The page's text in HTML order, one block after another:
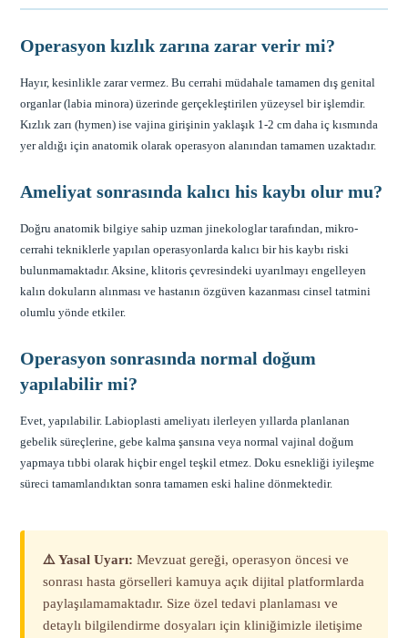
Operasyon kızlık zarına zarar verir mi?
Hayır, kesinlikle zarar vermez. Bu cerrahi müdahale tamamen dış genital
organlar (labia minora) üzerinde gerçekleştirilen yüzeysel bir işlemdir.
Kızlık zarı (hymen) ise vajina girişinin yaklaşık 1-2 cm daha iç kısmında
yer aldığı için anatomik olarak operasyon alanından tamamen uzaktadır.
Ameliyat sonrasında kalıcı his kaybı olur mu?
Doğru anatomik bilgiye sahip uzman jinekologlar tarafından, mikro-
cerrahi tekniklerle yapılan operasyonlarda kalıcı bir his kaybı riski
bulunmamaktadır. Aksine, klitoris çevresindeki uyarılmayı engelleyen
kalın dokuların alınması ve hastanın özgüven kazanması cinsel tatmini
olumlu yönde etkiler.
Operasyon sonrasında normal doğum
yapılabilir mi?
Evet, yapılabilir. Labioplasti ameliyatı ilerleyen yıllarda planlanan
gebelik süreçlerine, gebe kalma şansına veya normal vajinal doğum
yapmaya tıbbi olarak hiçbir engel teşkil etmez. Doku esnekliği iyileşme
süreci tamamlandıktan sonra tamamen eski haline dönmektedir.
⚠️ Yasal Uyarı: Mevzuat gereği, operasyon öncesi ve
sonrası hasta görselleri kamuya açık dijital platformlarda
paylaşılamamaktadır. Size özel tedavi planlaması ve
detaylı bilgilendirme dosyaları için kliniğimizle iletişime